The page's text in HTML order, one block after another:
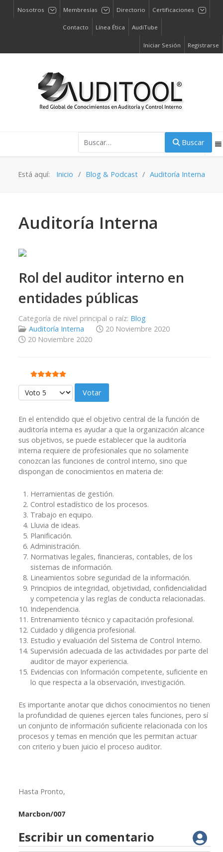
Nosotros Membresías Directorio Certificaciones
Contacto Línea Ética AudiTube
Iniciar Sesión Registrarse
Buscar
Está aquí: Inicio Blog & Podcast Auditoría Interna
Auditoría Interna
Rol del auditor interno en
entidades públicas
Categoría de nivel principal o raíz: Blog
Auditoría Interna
20 Noviembre 2020
20 Noviembre 2020
Ratio:5/5
Por favor, vote
En el entendido que el objetivo central de la función de
auditoría interna es ayudar a que la organización alcance
sus objetivos, se puede establecer que la auditoría
interna requiere de profesionales que no solamente
conozcan las funciones de control interno, sino que
dispongan de conocimientos en materia de:
Herramientas de gestión.
Control estadístico de los procesos.
Trabajo en equipo.
Lluvia de ideas.
Planificación.
Administración.
Normativas legales, financieras, contables, de los
sistemas de información.
Lineamientos sobre seguridad de la información.
Principios de integridad, objetividad, confidencialidad
y competencia y las reglas de conducta relacionadas.
Independencia.
Entrenamiento técnico y capacitación profesional.
Cuidado y diligencia profesional.
Estudio y evaluación del Sistema de Control Interno.
Supervisión adecuada de las actividades por parte del
auditor de mayor experiencia.
Evidencias con Información competente, suficiente en
lo que respecta a la observación, investigación.
Es importante anotar que dichos conocimientos no tienen
la profundidad de quienes ejercen tales funciones, pero sí
un conjunto de información suficiente relacionada con los
procesos y temas en mención que les permitan actuar
con criterio y buen juicio el proceso auditor.
Hasta Pronto,
Marcbon/007
Escribir un comentario